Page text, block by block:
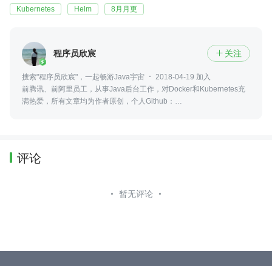
Kubernetes Helm 8月月更
程序员欣宸  关注
搜索"程序员欣宸"，一起畅游Java宇宙
2018-04-19 加入
前腾讯、前阿里员工，从事Java后台工作，对Docker和Kubernetes充
满热爱，所有文章均为作者原创，个人Github：
评论
暂无评论